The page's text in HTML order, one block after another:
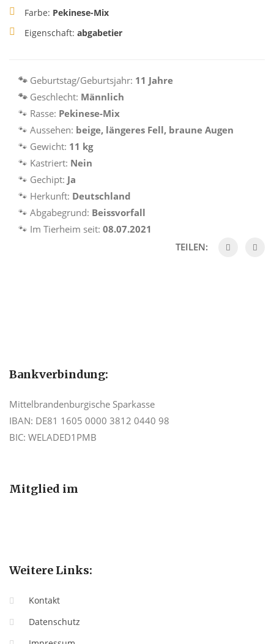
Farbe: Pekinese-Mix
Eigenschaft: abgabetier
🐾 Geburtstag/Geburtsjahr: 11 Jahre
🐾 Geschlecht: Männlich
🐾 Rasse: Pekinese-Mix
🐾 Aussehen: beige, längeres Fell, braune Augen
🐾 Gewicht: 11 kg
🐾 Kastriert: Nein
🐾 Gechipt: Ja
🐾 Herkunft: Deutschland
🐾 Abgabegrund: Beissvorfall
🐾 Im Tierheim seit: 08.07.2021
TEILEN:
Bankverbindung:
Mittelbrandenburgische Sparkasse
IBAN: DE81 1605 0000 3812 0440 98
BIC: WELADED1PMB
Mitglied im
Weitere Links:
Kontakt
Datenschutz